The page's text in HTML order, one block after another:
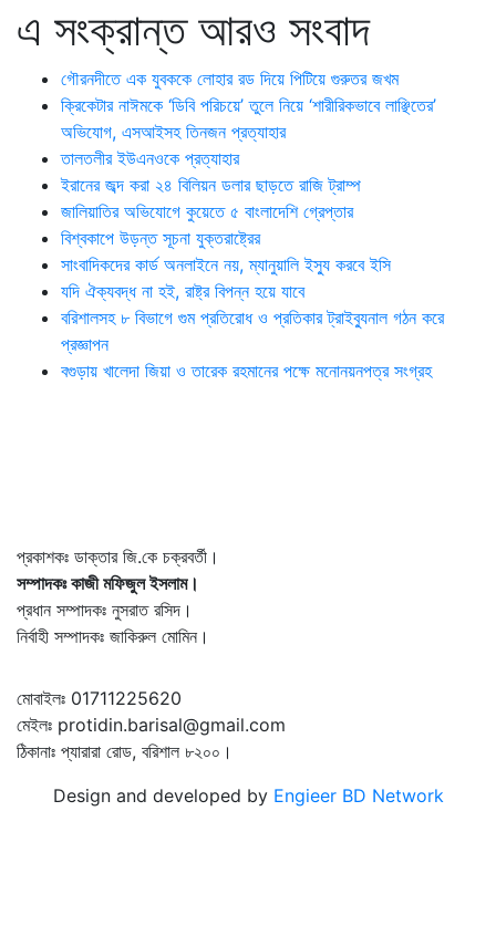
এ সংক্রান্ত আরও সংবাদ
গৌরনদীতে এক যুবককে লোহার রড দিয়ে পিটিয়ে গুরুতর জখম
ক্রিকেটার নাঈমকে ‘ডিবি পরিচয়ে’ তুলে নিয়ে ‘শারীরিকভাবে লাঞ্ছিতের’
অভিযোগ, এসআইসহ তিনজন প্রত্যাহার
তালতলীর ইউএনওকে প্রত্যাহার
ইরানের জব্দ করা ২৪ বিলিয়ন ডলার ছাড়তে রাজি ট্রাম্প
জালিয়াতির অভিযোগে কুয়েতে ৫ বাংলাদেশি গ্রেপ্তার
বিশ্বকাপে উড়ন্ত সূচনা যুক্তরাষ্ট্রের
সাংবাদিকদের কার্ড অনলাইনে নয়, ম্যানুয়ালি ইস্যু করবে ইসি
যদি ঐক্যবদ্ধ না হই, রাষ্ট্র বিপন্ন হয়ে যাবে
বরিশালসহ ৮ বিভাগে গুম প্রতিরোধ ও প্রতিকার ট্রাইব্যুনাল গঠন করে
প্রজ্ঞাপন
বগুড়ায় খালেদা জিয়া ও তারেক রহমানের পক্ষে মনোনয়নপত্র সংগ্রহ
প্রকাশকঃ ডাক্তার জি.কে চক্রবর্তী।
সম্পাদকঃ কাজী মফিজুল ইসলাম।
প্রধান সম্পাদকঃ নুসরাত রসিদ।
নির্বাহী সম্পাদকঃ জাকিরুল মোমিন।
মোবাইলঃ 01711225620
মেইলঃ protidin.barisal@gmail.com
ঠিকানাঃ প্যারারা রোড, বরিশাল ৮২০০।
Design and developed by Engieer BD Network